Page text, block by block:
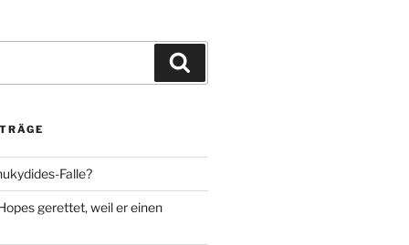
Falle?
gerettet, weil er einen